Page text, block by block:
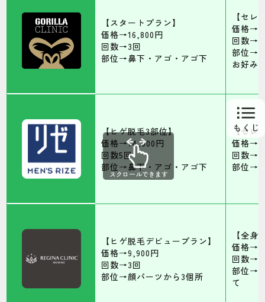
【スタートプラン】
価格→16,800円
回数→3回
部位→鼻下・アゴ・アゴ下
【セレ
価格
回数→5
部位→
お好み
【ヒゲ脱毛3部位】
価格→14,000円
回数5回
部位→鼻下・アゴ・アゴ下
【セレ
価格
回数→5
部位→
【ヒゲ脱毛デビュープラン】
価格→9,900円
回数→3回
部位→顔パーツから3個所
【全身
価格
回数→1
部位→
て
スクロールできます